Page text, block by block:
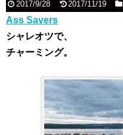
2017/9/28 2017/11/19
Ass Savers
シャレオツで、
チャーミング。